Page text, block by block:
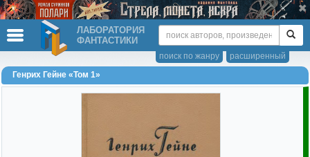
ЛАБОРАТОРИЯ
ФАНТАСТИКИ
расширенный
поиск по жанру
Генрих Гейне «Том 1»